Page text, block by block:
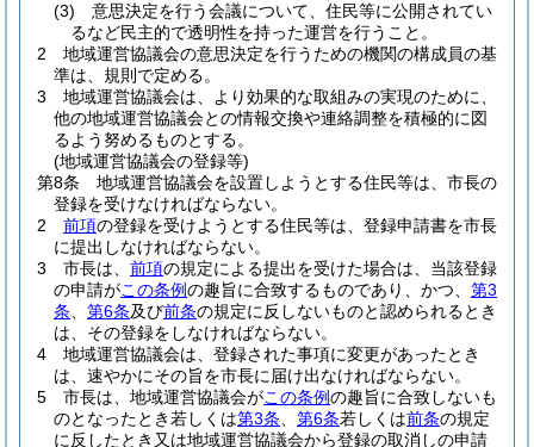
(3)
意思決定を行う会議について、住民等に公開されてい
るなど民主的で透明性を持った運営を行うこと。
2
地域運営協議会の意思決定を行うための機関の構成員の基
準は、規則で定める。
3
地域運営協議会は、より効果的な取組みの実現のために、
他の地域運営協議会との情報交換や連絡調整を積極的に図
るよう努めるものとする。
(地域運営協議会の登録等)
第8条
地域運営協議会を設置しようとする住民等は、市長の
登録を受けなければならない。
2
前項の登録を受けようとする住民等は、登録申請書を市長
に提出しなければならない。
3
市長は、 前項の規定による提出を受けた場合は、当該登録
の申請がこの条例の趣旨に合致するものであり、かつ、 第3
条
第6条及び前条の規定に反しないものと認められるとき
は、その登録をしなければならない。
4
地域運営協議会は、登録された事項に変更があったとき
は、速やかにその旨を市長に届け出なければならない。
5
市長は、地域運営協議会がこの条例の趣旨に合致しないも
のとなったとき若しくは第3条 第6条若しくは前条の規定
に反したとき又は地域運営協議会から登録の取消しの申請